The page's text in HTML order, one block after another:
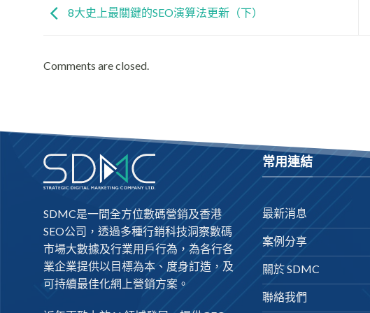
8大史上最關鍵的SEO演算法更新（下）
Comments are closed.
SDMC是一間全方位數碼營銷及香港
SEO公司 ，透過多種行銷科技洞察數碼
市場大數據及行業用戶行為，為各行各
業企業提供以目標為本、度身訂造，及
可持續最佳化網上營銷方案。
常用連結
最新消息
案例分享
關於 SDMC
聯絡我們